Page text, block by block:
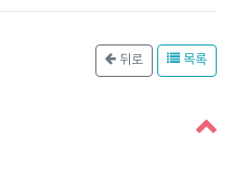
뒤로 목록